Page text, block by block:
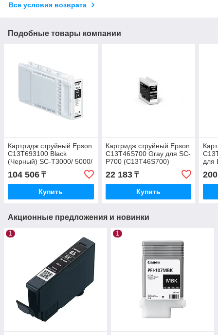
Все условия возврата
Подобные товары компании
Картридж струйный Epson
C13T693100 Black
(Черный) SC-T3000/ 5000/
7000 (350мл) C13T693100
104 506 ₸
Купить
Картридж струйный Epson
C13T46S700 Gray для SC-
P700 (C13T46S700)
22 183₸
Купить
для
Акционные предложения и новинки
1 1